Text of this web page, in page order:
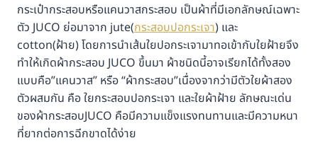
กระเป๋ากระสอบหรือแคนวาสกระสอบ เป็นผ้าที่มีเอกลักษณ์เฉพาะ
ตัว JUCO ย่อมาจาก jute(กระสอบปอกระเจา) และ
cotton(ฝ้าย) โดยการนำเส้นใยปอกระเจามาทอเข้ากับใยฝ้ายจึง
ทำให้เกิดผ้ากระสอบ JUCO ขึ้นมา ผ้าชนิดนี้อาจเรียกได้ทั้งสอง
แบบคือ”แคนวาส” หรือ “ผ้ากระสอบ”เนื่องจากว่ามีตัวใยผ้าสอง
ตัวผสมกัน คือ ใยกระสอบปอกระเจา และใยผ้าฝ้าย ลักษณะเด่น
ของผ้ากระสอบJUCO คือมีความแข็งแรงทนทานและมีความหนา
ที่ยากต่อการฉีกขาดได้ง่าย